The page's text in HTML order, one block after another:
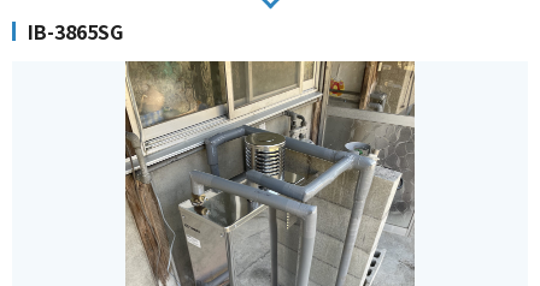
IB-3865SG